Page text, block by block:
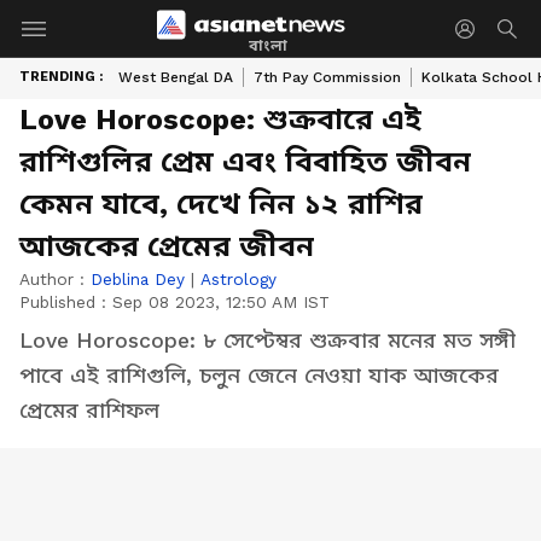
বাংলা
TRENDING : West Bengal DA 7th Pay Commission Kolkata School
Love Horoscope: শুক্রবারে এই
রাশিগুলির প্রেম এবং বিবাহিত জীবন
কেমন যাবে, দেখে নিন ১২ রাশির
আজকের প্রেমের জীবন
Author : Deblina Dey | Astrology
Published : Sep 08 2023, 12:50 AM IST
Love Horoscope: ৮ সেপ্টেম্বর শুক্রবার মনের মত সঙ্গী
পাবে এই রাশিগুলি, চলুন জেনে নেওয়া যাক আজকের
প্রেমের রাশিফল ​​